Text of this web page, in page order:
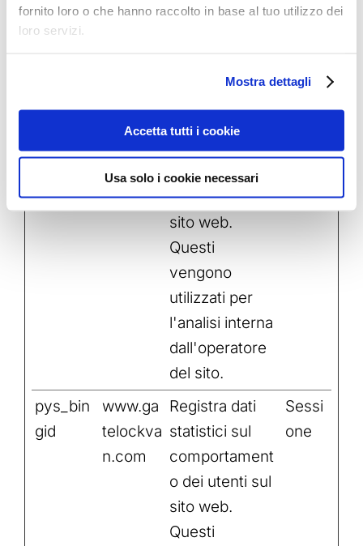
fornito loro o che hanno raccolto in base al tuo utilizzo dei
loro servizi.
Mostra dettagli
Accetta tutti i cookie
Usa solo i cookie necessari
utilizzati per
TrafficS
www.ga
telockva
n.com
Registra dati
statistici sul
comportament
o dei utenti sul
sito web.
Questi
vengono
utilizzati per
l'analisi interna
dall'operatore
del sito.
giorni
pys_bin
gid
www.ga
telockva
n.com
Registra dati
statistici sul
comportament
o dei utenti sul
sito web.
Questi
Sessi
one